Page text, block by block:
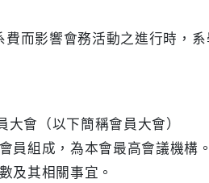
影響會務活動之進行時，系
會（以下簡稱會員大會）
員組成，為本會最高會議機構。
及其相關事宜。